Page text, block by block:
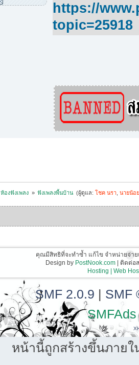
https://
topic=25918
ห้องฟังเพลง » ฟังเพลงพื้นบ้าน (ผู้ดูแล:โชค นรา ,นายน้อ
คุณมีสิทธิที่จะทำซ้ำ แก้ไข จำหน่ายจ่า
Design by PostNook.com| ติดต่อส
Hosting | Web
SMF 2.0.9 | SMF
SMFAds
หน้านี้ถูกสร้างขึ้นภายใ